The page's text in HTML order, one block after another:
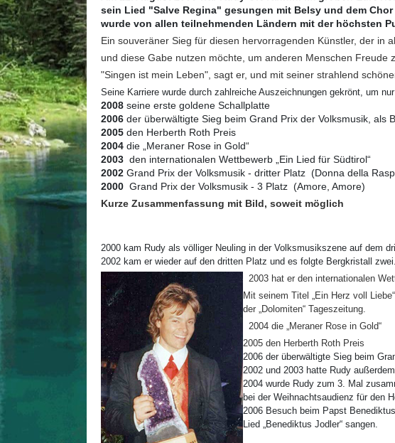
sein Lied "Salve Regina" gesungen mit Belsy und dem
wurde von allen teilnehmenden Ländern mit der höchsten
Ein souveräner Sieg für diesen hervorragenden Künstler, der in
und diese Gabe nutzen möchte, um anderen Menschen Freude
"Singen ist mein Leben", sagt er, und mit seiner strahlend
Seine Karriere wurde durch zahlreiche Auszeichnungen gekrönt, um
2008 seine erste goldene Schallplatte
2006 der überwältigte Sieg beim Grand Prix der Volksmusik, als
2005 den Herberth Roth Preis
2004 die „Meraner Rose in Gold“
2003 den internationalen Wettbewerb „Ein Lied für Südtirol“
2002 Grand Prix der Volksmusik - dritter Platz (Donna della
2000 Grand Prix der Volksmusik - 3 Platz (Amore, Amore)
Kurze Zusammenfassung mit Bild, soweit möglich
2000 kam Rudy als völliger Neuling in der Volksmusikszene auf dem
2002 kam er wieder auf den dritten Platz und es folgte Bergkristall
2003 hat er den internationalen
Mit seinem Titel „Ein Herz voll
der „Dolomiten“ Tageszeitung.
2004 die „Meraner Rose in Gold“
2005 den Herberth Roth Preis
2006 der überwältigte Sieg beim
2002 und 2003 hatte Rudy
2004 wurde Rudy zum 3. Mal
bei der Weihnachtsaudienz für den
2006 Besuch beim Papst
Lied „Benediktus Jodler“ sangen.